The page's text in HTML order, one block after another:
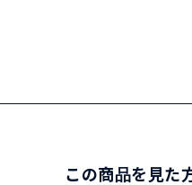
この商品を見た